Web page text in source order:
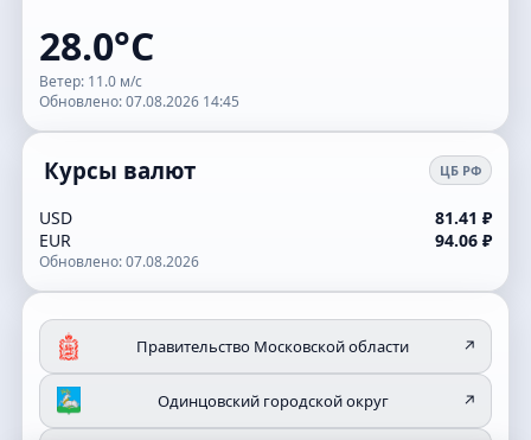
28.0°C
Ветер: 11.0 м/с
Обновлено: 07.08.2026 14:45
Курсы валют ЦБ РФ
USD
81.41 ₽
EUR
94.06 ₽
Обновлено: 07.08.2026
Правительство Московской области ↗
Одинцовский городской округ ↗